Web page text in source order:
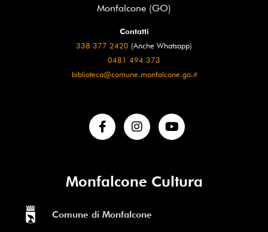
Monfalcone (GO)
Contatti
338 377 2420 (Anche Whatsapp)
0481 494 373
biblioteca@comune.monfalcone.go.it
Monfalcone Cultura
Comune di Monfalcone